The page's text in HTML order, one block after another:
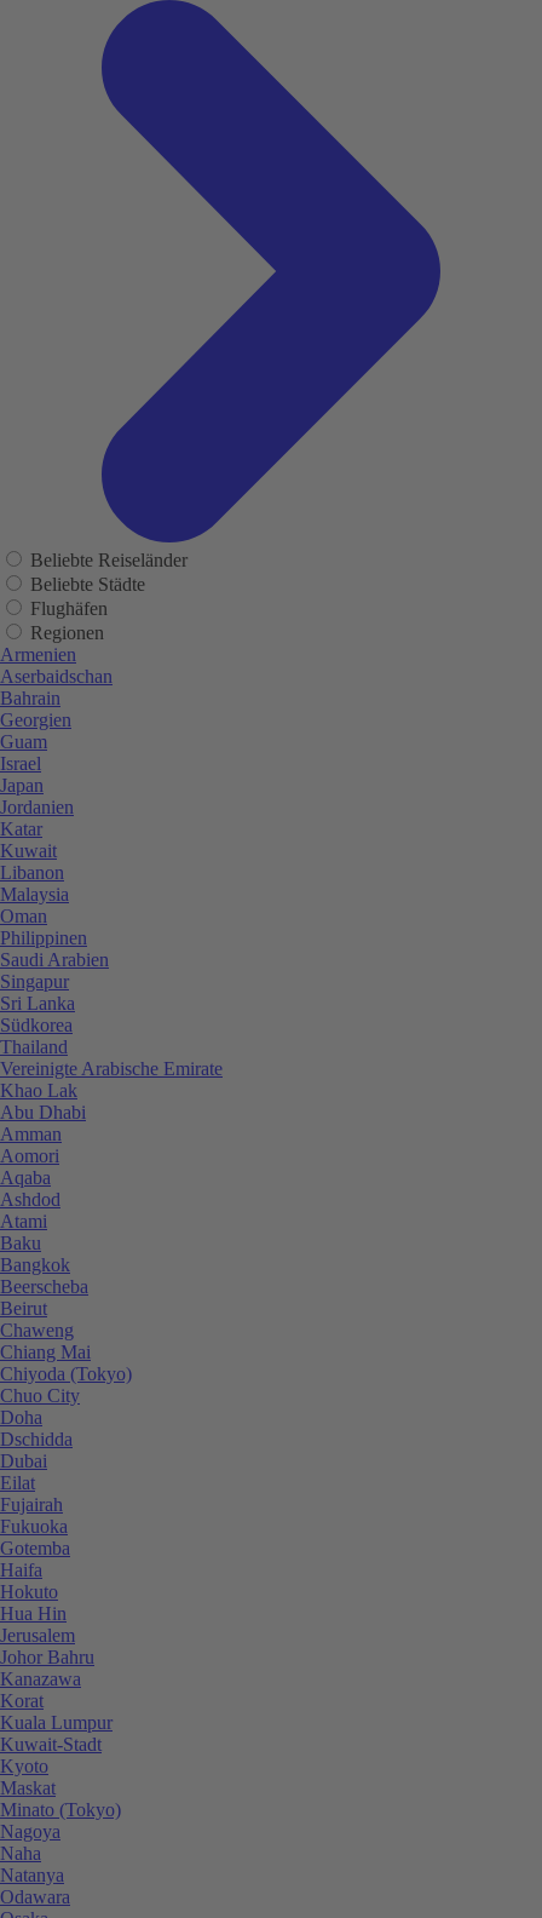
Beliebte Reiseländer
Beliebte Städte
Flughäfen
Regionen
Armenien
Aserbaidschan
Bahrain
Georgien
Guam
Israel
Japan
Jordanien
Katar
Kuwait
Libanon
Malaysia
Oman
Philippinen
Saudi Arabien
Singapur
Sri Lanka
Südkorea
Thailand
Vereinigte Arabische Emirate
Khao Lak
Abu Dhabi
Amman
Aomori
Aqaba
Ashdod
Atami
Baku
Bangkok
Beerscheba
Beirut
Chaweng
Chiang Mai
Chiyoda (Tokyo)
Chuo City
Doha
Dschidda
Dubai
Eilat
Fujairah
Fukuoka
Gotemba
Haifa
Hokuto
Hua Hin
Jerusalem
Johor Bahru
Kanazawa
Korat
Kuala Lumpur
Kuwait-Stadt
Kyoto
Maskat
Minato (Tokyo)
Nagoya
Naha
Natanya
Odawara